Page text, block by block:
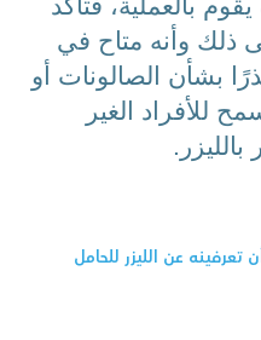
عن الليزر للحامل